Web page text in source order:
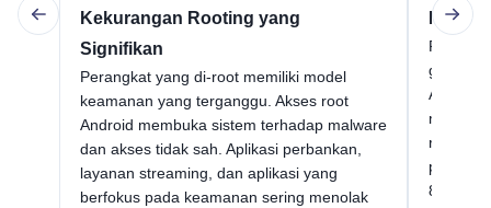
Kekurangan Rooting yang
Signifikan
Perangkat yang di-root memiliki model
keamanan yang terganggu. Akses root
Android membuka sistem terhadap malware
dan akses tidak sah. Aplikasi perbankan,
layanan streaming, dan aplikasi yang
berfokus pada keamanan sering menolak
garansi
Anda
metode
resmi
8,